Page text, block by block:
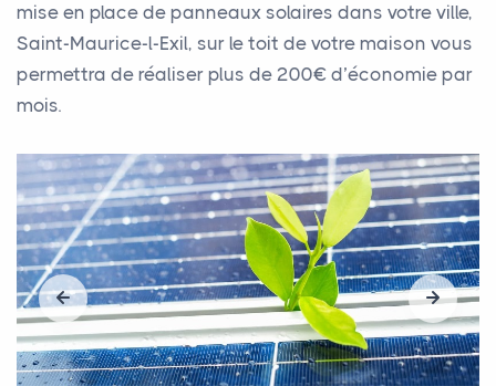
mise en place de panneaux solaires dans votre ville,
Saint-Maurice-l-Exil, sur le toit de votre maison vous
permettra de réaliser plus de 200€ d’économie par
mois.